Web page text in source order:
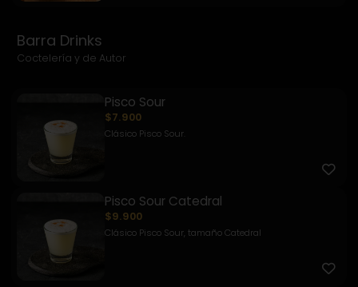
Barra Drinks
Coctelería y de Autor
Pisco Sour
$7.900
Clásico Pisco Sour.
Pisco Sour Catedral
$9.900
Clásico Pisco Sour, tamaño Catedral